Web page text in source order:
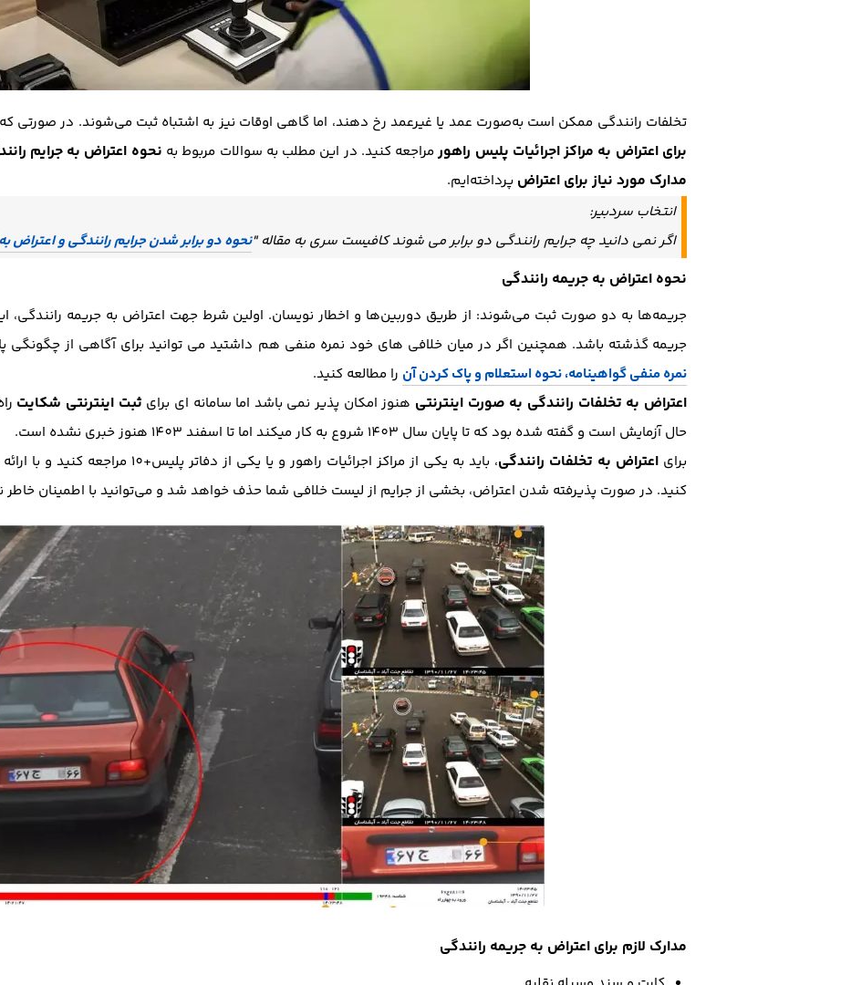
تخلفات رانندگی ممکن است به‌صورت عمد یا غیرعمد رخ دهند، اما گاهی اوقات نیز به اشتباه ثبت می‌شوند. در صورتی
برای اعتراض به مراکز اجرائیات پلیس راهورمراجعه کنید. در این مطلب به سوالات مربوط به نحوه اعتراض به جرایم
مدارک مورد نیاز برای اعتراض پرداخته‌ایم.
انتخاب سردبیر:
اگر نمی دانید چه جرایم رانندگی دو برابر می شوند کافیست سری به مقاله "نحوه دو برابر شدن جرایم رانندگی و اعتراض
نحوه اعتراض به جریمه رانندگی
جریمه‌ها به دو صورت ثبت می‌شوند: از طریق دوربین‌ها و اخطار نویسان. اولین شرط جهت اعتراض به جریمه رانندگی،
جریمه گذشته باشد. همچنین اگر در میان خلافی های خود نمره منفی هم داشتید می توانید برای آگاهی از چگونگی
نمره منفی گواهینامه، نحوه استعلام و پاک کردن آن را مطالعه کنید.
اعتراض به تخلفات رانندگی به صورت اینترنتی هنوز امکان پذیر نمی باشد اما سامانه ای برای ثبت اینترنتی شکایت
حال آزمایش است و گفته شده بود که تا پایان سال 1403 شروع به کار میکند اما تا اسفند 1403 هنوز خبری نشده است.
برای اعتراض به تخلفات رانندگی
، باید به یکی از مراکز اجرائیات راهور و یا
کنید. در صورت پذیرفته شدن اعتراض، بخشی از جرایم از لیست خلافی شما حذف خواهد شد و می‌توانید با اطمینان خاطر
مدارک لازم برای اعتراض به جریمه رانندگی